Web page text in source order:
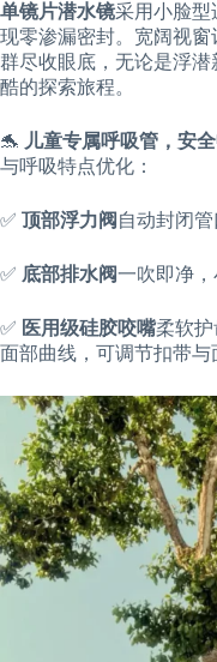
单镜片潜水镜采用小脸型
现零渗漏密封。宽阔视
群尽收眼底，无论是浮
酷的探索旅程。
🐬 儿童专属呼吸管，安
与呼吸特点优化：
✅ 顶部浮力阀 自动封闭
✅ 底部排水阀一吹即净
✅ 医用级硅胶咬嘴柔软
面部曲线，可调节扣带与